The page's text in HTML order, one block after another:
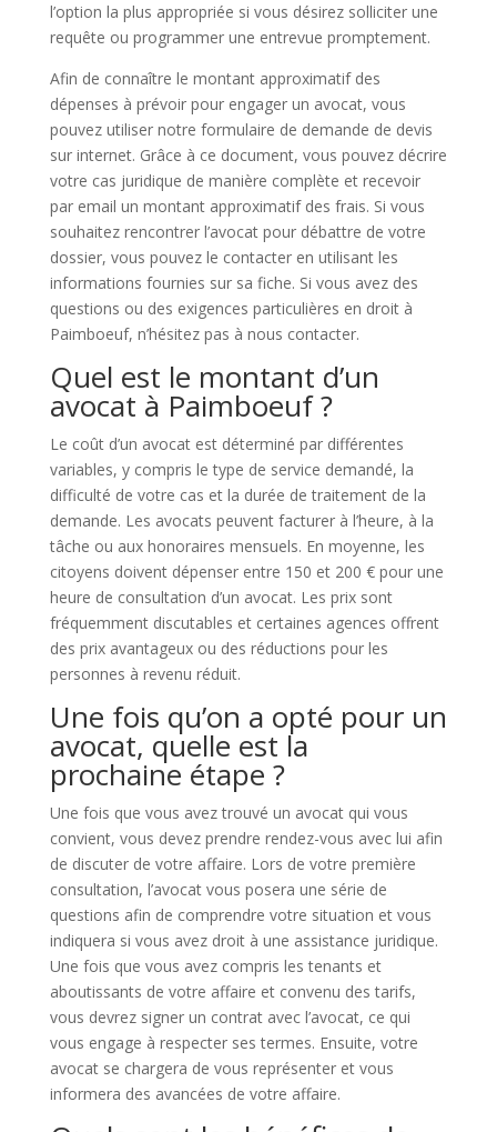
l’option la plus appropriée si vous désirez solliciter une
requête ou programmer une entrevue promptement.
Afin de connaître le montant approximatif des
dépenses à prévoir pour engager un avocat, vous
pouvez utiliser notre formulaire de demande de devis
sur internet. Grâce à ce document, vous pouvez décrire
votre cas juridique de manière complète et recevoir
par email un montant approximatif des frais. Si vous
souhaitez rencontrer l’avocat pour débattre de votre
dossier, vous pouvez le contacter en utilisant les
informations fournies sur sa fiche. Si vous avez des
questions ou des exigences particulières en droit à
Paimboeuf, n’hésitez pas à nous contacter.
Quel est le montant d’un
avocat à Paimboeuf ?
Le coût d’un avocat est déterminé par différentes
variables, y compris le type de service demandé, la
difficulté de votre cas et la durée de traitement de la
demande. Les avocats peuvent facturer à l’heure, à la
tâche ou aux honoraires mensuels. En moyenne, les
citoyens doivent dépenser entre 150 et 200 € pour une
heure de consultation d’un avocat. Les prix sont
fréquemment discutables et certaines agences offrent
des prix avantageux ou des réductions pour les
personnes à revenu réduit.
Une fois qu’on a opté pour un
avocat, quelle est la
prochaine étape ?
Une fois que vous avez trouvé un avocat qui vous
convient, vous devez prendre rendez-vous avec lui afin
de discuter de votre affaire. Lors de votre première
consultation, l’avocat vous posera une série de
questions afin de comprendre votre situation et vous
indiquera si vous avez droit à une assistance juridique.
Une fois que vous avez compris les tenants et
aboutissants de votre affaire et convenu des tarifs,
vous devrez signer un contrat avec l’avocat, ce qui
vous engage à respecter ses termes. Ensuite, votre
avocat se chargera de vous représenter et vous
informera des avancées de votre affaire.